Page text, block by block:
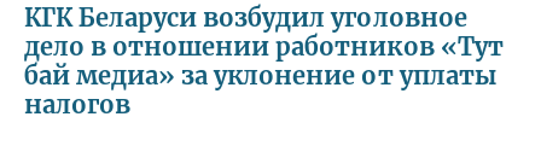
КГК Беларуси возбудил уголовное
дело в отношении работников «Тут
бай медиа» за уклонение от уплаты
налогов